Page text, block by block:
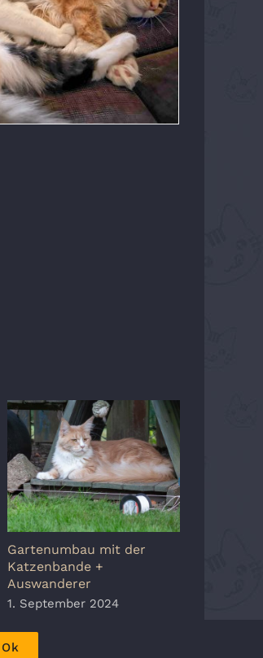
Gartenumbau mit der
Katzenbande +
Auswanderer
1. September 2024
Ok